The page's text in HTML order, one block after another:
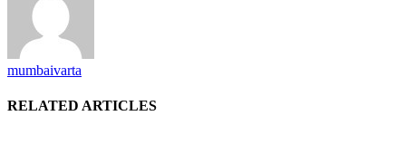
mumbaivarta
RELATED ARTICLES